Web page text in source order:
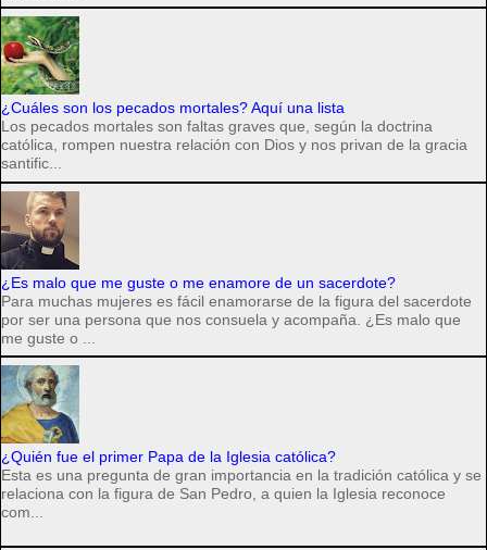
¿Cuáles son los pecados mortales? Aquí una lista
Los pecados mortales son faltas graves que, según la doctrina
católica, rompen nuestra relación con Dios y nos privan de la gracia
santific...
¿Es malo que me guste o me enamore de un sacerdote?
Para muchas mujeres es fácil enamorarse de la figura del sacerdote
por ser una persona que nos consuela y acompaña. ¿Es malo que
me guste o ...
¿Quién fue el primer Papa de la Iglesia católica?
Esta es una pregunta de gran importancia en la tradición católica y se
relaciona con la figura de San Pedro, a quien la Iglesia reconoce
com...